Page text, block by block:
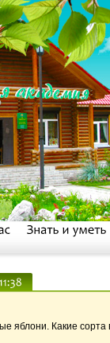
яблони. Какие